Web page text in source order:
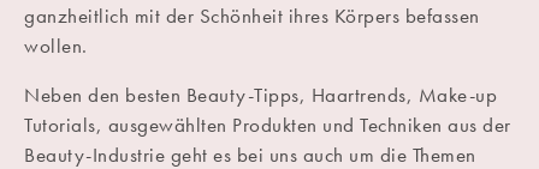
ganzheitlich mit der Schönheit ihres Körpers befassen
wollen.
Neben den besten Beauty-Tipps, Haartrends, Make-up
Tutorials, ausgewählten Produkten und Techniken aus der
Beauty-Industrie geht es bei uns auch um die Themen